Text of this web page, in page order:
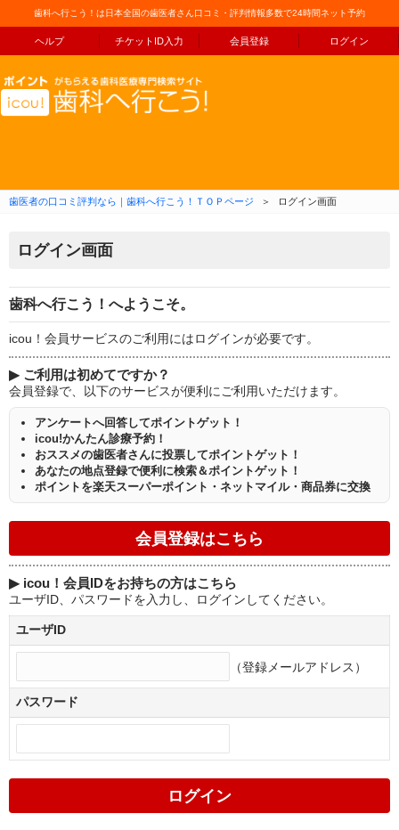
歯科へ行こう！は日本全国の歯医者さん口コミ・評判情報多数で24時間ネット予約
ヘルプ チケットID入力 会員登録 ログイン
コンテンツへ移動
歯医者の口コミ評判なら｜歯科へ行こう！ＴＯＰページ ＞ ログイン画面
ログイン画面
歯科へ行こう！へようこそ。
icou！会員サービスのご利用にはログインが必要です。
▶ ご利用は初めてですか？
会員登録で、以下のサービスが便利にご利用いただけます。
アンケートへ回答してポイントゲット！
icou!かんたん診療予約！
おススメの歯医者さんに投票してポイントゲット！
あなたの地点登録で便利に検索＆ポイントゲット！
ポイントを楽天スーパーポイント・ネットマイル・商品券に交換
▶ icou！会員IDをお持ちの方はこちら
ユーザID、パスワードを入力し、ログインしてください。
ユーザID
（登録メールアドレス）
パスワード